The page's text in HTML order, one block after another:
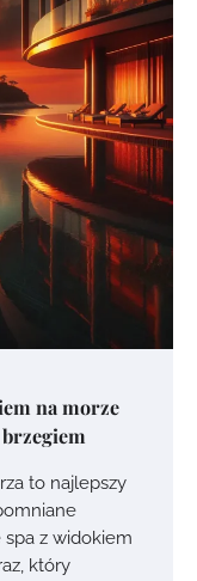
na morze
to najlepszy
spa z widokiem
który